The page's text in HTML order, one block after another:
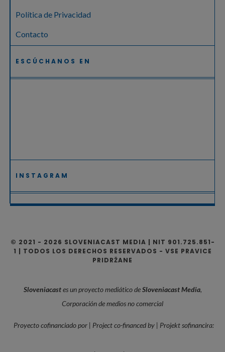
Política de Privacidad
Contacto
ESCÚCHANOS EN
INSTAGRAM
© 2021 - 2026 SLOVENIACAST MEDIA | NIT 901.725.851-
1 | TODOS LOS DERECHOS RESERVADOS - VSE PRAVICE
PRIDRŽANE
Sloveniacastes un proyecto mediático deSloveniacast Media,
Corporación de medios no comercial
Proyecto cofinanciado por | Project co-financed by | Projekt sofinancira: